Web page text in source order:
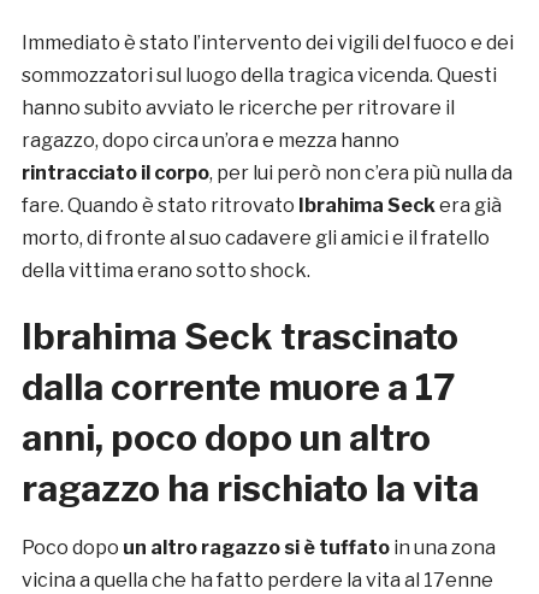
Immediato è stato l’intervento dei vigili del fuoco e dei
sommozzatori sul luogo della tragica vicenda. Questi
hanno subito avviato le ricerche per ritrovare il
ragazzo, dopo circa un’ora e mezza hanno
rintracciato il corpo, per lui però non c’era più nulla da
fare. Quando è stato ritrovato Ibrahima Seckera già
morto, di fronte al suo cadavere gli amici e il fratello
della vittima erano sotto shock.
Ibrahima Seck trascinato
dalla corrente muore a 17
anni, poco dopo un altro
ragazzo ha rischiato la vita
Poco dopo un altro ragazzo si è tuffatoin una zona
vicina a quella che ha fatto perdere la vita al 17enne